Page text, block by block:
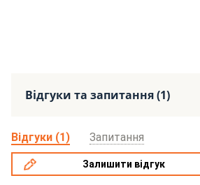
Відгуки та запитання (1)
Відгуки (1) Запитання
Залишити відгук